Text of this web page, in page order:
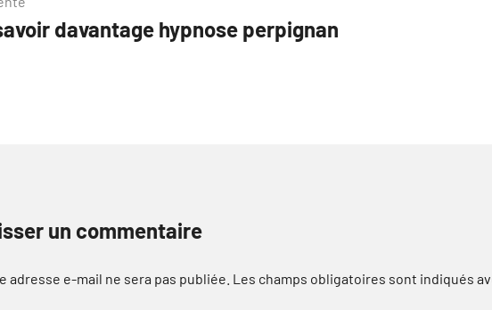
davantage hypnose perpignan
un commentaire
adresse e-mail ne sera pas publiée. Les champs obligatoires sont indiqués